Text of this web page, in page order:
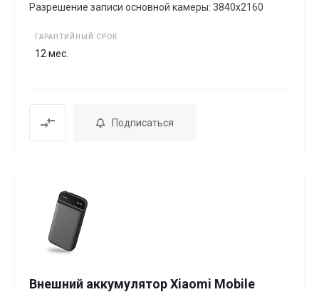
Разрешение записи основной камеры: 3840x2160
ГАРАНТИЙНЫЙ СРОК
12 мес.
Подписаться
Внешний аккумулятор Xiaomi Mobile